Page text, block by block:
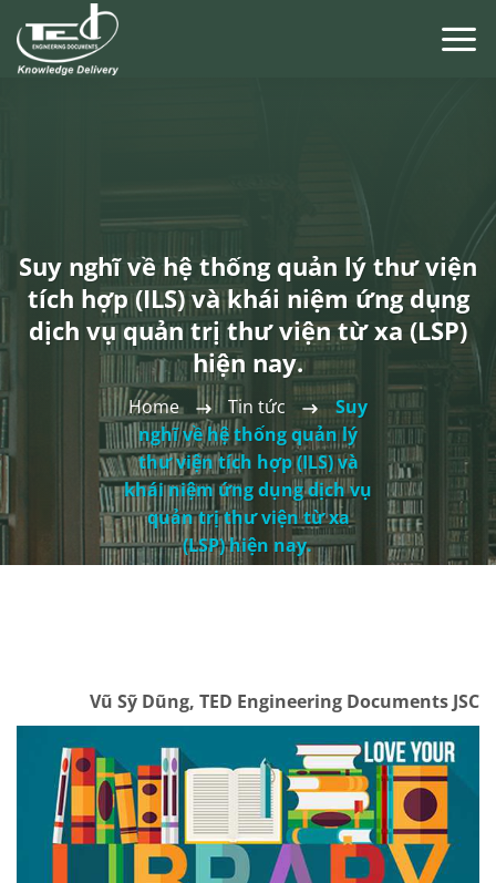
đến
nội
Suy nghĩ về hệ thống quản lý thư viện
tích hợp (ILS) và khái niệm ứng dụng
dịch vụ quản trị thư viện từ xa (LSP)
hiện nay.
Home Tin tức
Suy
nghĩ về hệ thống quản lý
thư viện tích hợp (ILS) và
khái niệm ứng dụng dịch vụ
quản trị thư viện từ xa
(LSP) hiện nay.
Vũ Sỹ Dũng, TED Engineering Documents JSC